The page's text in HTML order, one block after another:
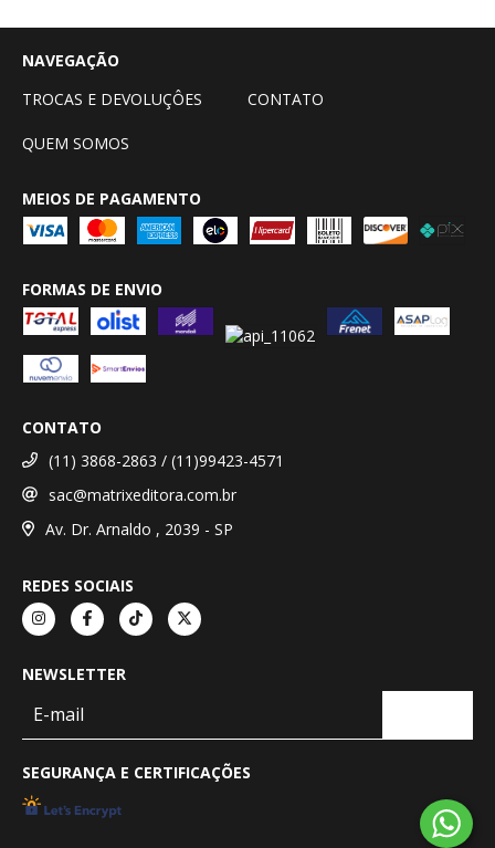
NAVEGAÇÃO
TROCAS E DEVOLUÇÔES
CONTATO
QUEM SOMOS
MEIOS DE PAGAMENTO
FORMAS DE ENVIO
CONTATO
(11) 3868-2863 / (11)99423-4571
sac@matrixeditora.com.br
Av. Dr. Arnaldo , 2039 - SP
REDES SOCIAIS
NEWSLETTER
SEGURANÇA E CERTIFICAÇÕES